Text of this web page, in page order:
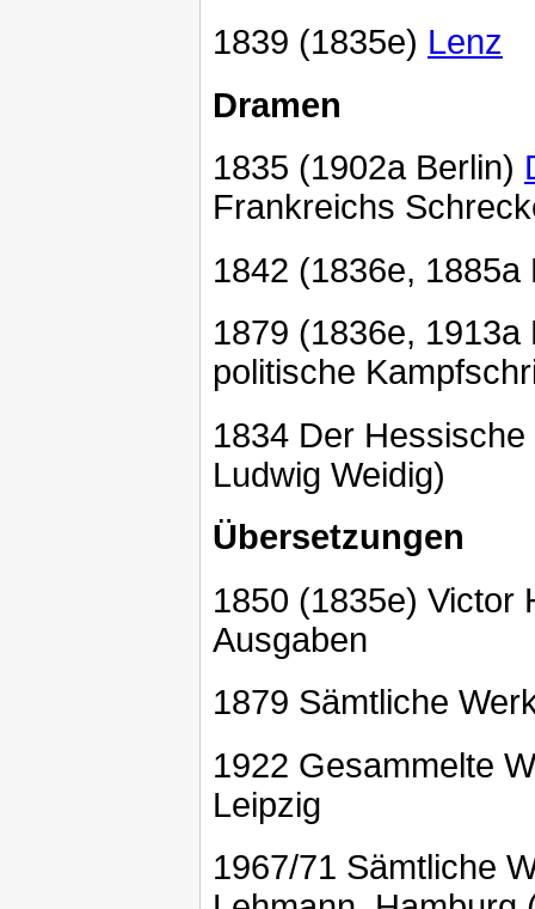
1839 (1835e) Lenz
Dramen
1835 (1902a Berlin)
Frankreichs
1842 (1836e,
1879 (1836e,
politische
1834 Der
Ludwig Weidig)
Übersetzungen
1850 (1835e) Victor
Ausgaben
1879 Sämtliche
1922 Gesammelte
Leipzig
1967/71 Sämtliche